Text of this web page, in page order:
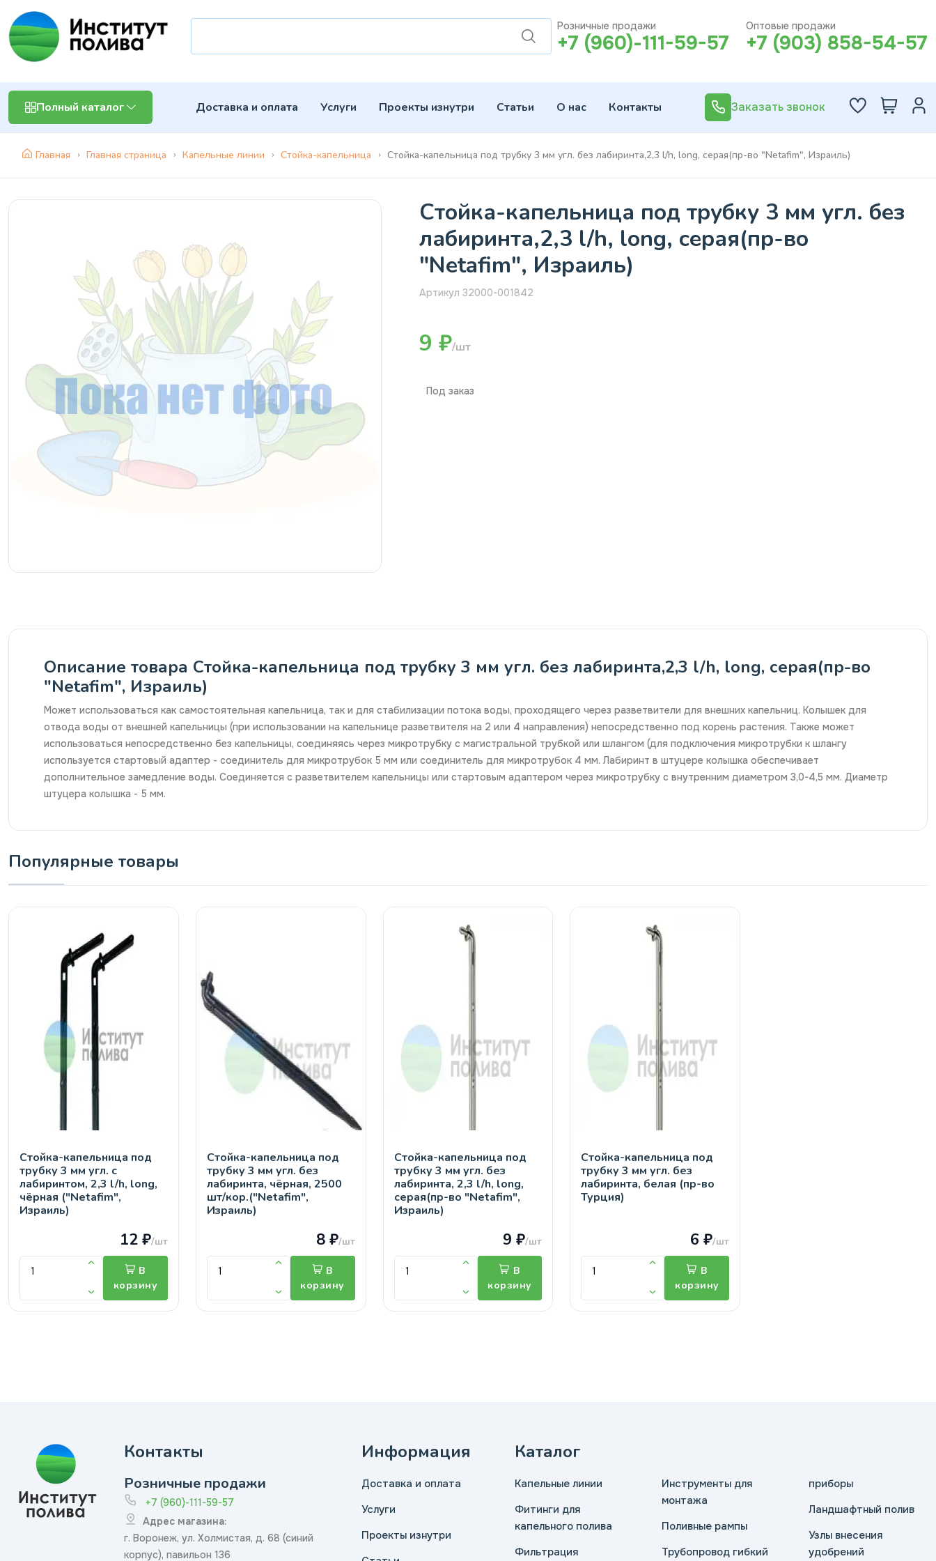
Розничные продажи
+7 (960)-111-59-57
Оптовые продажи
+7 (903) 858-54-57
Полный каталог Доставка и оплата Услуги Проекты изнутри Статьи О нас Контакты Заказать звонок
Главная Главная страница Капельные линии Стойка-капельница Стойка-капельница под трубку 3 мм угл. без лабиринта,2,3 l/h, long, серая(пр-во "Netafim", Израиль)
Стойка-капельница под трубку 3 мм угл. без
лабиринта,2,3 l/h, long, серая(пр-во
"Netafim", Израиль)
Артикул 32000-001842
9 ₽/шт
Под заказ
Описание товара Стойка-капельница под трубку 3 мм угл. без лабиринта,2,3 l/h, long, серая(пр-во
"Netafim", Израиль)
Может использоваться как самостоятельная капельница, так и для стабилизации потока воды, проходящего через разветвители для внешних капельниц. Колышек для
отвода воды от внешней капельницы (при использовании на капельнице разветвителя на 2 или 4 направления) непосредственно под корень растения. Также может
использоваться непосредственно без капельницы, соединяясь через микротрубку с магистральной трубкой или шлангом (для подключения микротрубки к шлангу
используется стартовый адаптер - соединитель для микротрубок 5 мм или соединитель для микротрубок 4 мм. Лабиринт в штуцере колышка обеспечивает
дополнительное замедление воды. Соединяется с разветвителем капельницы или стартовым адаптером через микротрубку с внутренним диаметром 3,0-4,5 мм. Диаметр
штуцера колышка - 5 мм.
Популярные товары
Стойка-капельница под
трубку 3 мм угл. с
лабиринтом, 2,3 l/h, long,
чёрная ("Netafim",
Израиль)
12 ₽/шт
В
корзину
Стойка-капельница под
трубку 3 мм угл. без
лабиринта, чёрная, 2500
шт/кор.("Netafim",
Израиль)
8 ₽/шт
В
корзину
Стойка-капельница под
трубку 3 мм угл. без
лабиринта, 2,3 l/h, long,
серая(пр-во "Netafim",
Израиль)
9 ₽/шт
В
корзину
Стойка-капельница под
трубку 3 мм угл. без
лабиринта, белая (пр-во
Турция)
6 ₽/шт
В
корзину
Контакты
Розничные продажи
+7 (960)-111-59-57
Адрес магазина:
г. Воронеж, ул. Холмистая, д. 68 (синий
корпус), павильон 136
Информация
Доставка и оплата
Услуги
Проекты изнутри
Каталог
Капельные линии
Фитинги для
капельного полива
Фильтрация
Инструменты для
монтажа
Поливные рампы
Трубопровод гибкий
приборы
Ландшафтный полив
Узлы внесения
удобрений